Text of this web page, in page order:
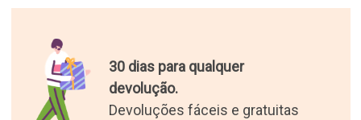
30 dias para qualquer
devolução.
Devoluções fáceis e gratuitas